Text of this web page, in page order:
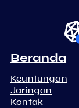
Beranda
Keuntungan
Jaringan
Kontak